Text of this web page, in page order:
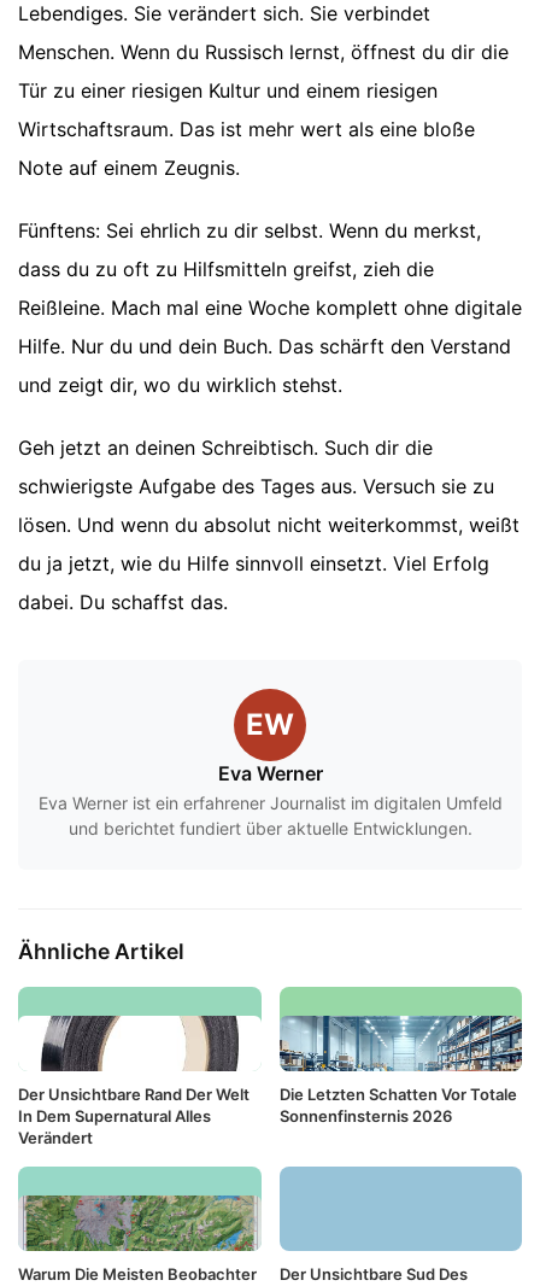
Lebendiges. Sie verändert sich. Sie verbindet
Menschen. Wenn du Russisch lernst, öffnest du dir die
Tür zu einer riesigen Kultur und einem riesigen
Wirtschaftsraum. Das ist mehr wert als eine bloße
Note auf einem Zeugnis.
Fünftens: Sei ehrlich zu dir selbst. Wenn du merkst,
dass du zu oft zu Hilfsmitteln greifst, zieh die
Reißleine. Mach mal eine Woche komplett ohne digitale
Hilfe. Nur du und dein Buch. Das schärft den Verstand
und zeigt dir, wo du wirklich stehst.
Geh jetzt an deinen Schreibtisch. Such dir die
schwierigste Aufgabe des Tages aus. Versuch sie zu
lösen. Und wenn du absolut nicht weiterkommst, weißt
du ja jetzt, wie du Hilfe sinnvoll einsetzt. Viel Erfolg
dabei. Du schaffst das.
EW
Eva Werner
Eva Werner ist ein erfahrener Journalist im digitalen Umfeld
und berichtet fundiert über aktuelle Entwicklungen.
Ähnliche Artikel
Der Unsichtbare Rand Der Welt
In Dem Supernatural Alles
Verändert
Die Letzten Schatten Vor Totale
Sonnenfinsternis 2026
Warum Die Meisten Beobachter Der Unsichtbare Sud Des